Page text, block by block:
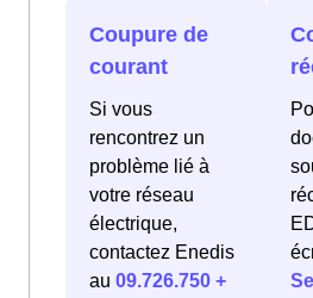
Coupure de
courant
Si vous
rencontrez un
problème lié à
votre réseau
électrique,
contactez Enedis
au 09.726.750 +